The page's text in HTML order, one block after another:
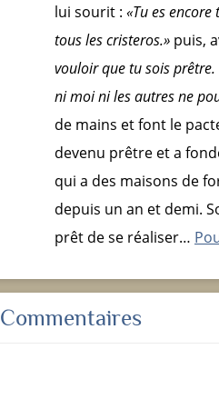
lui sourit : «Tu es
tous les cristeros.» puis,
vouloir que tu sois
ni moi ni les autres ne
de mains et font le
devenu prêtre et a
qui a des maisons de
depuis un an et demi.
prêt de se réaliser…
Commentaires